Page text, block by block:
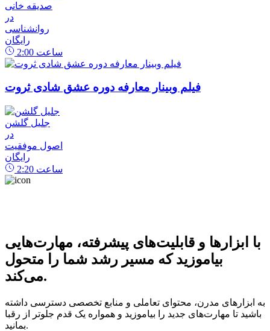
صدیقه خانی
در
روانشناسی
رایگان
2:00 ساعت
فیلم وبینار معارفه دوره عشق شادی ثروت
جلیل گلشن
در
اصول موفقیت
رایگان
2:20 ساعت
با ابزارها و قابلیت‌های پیشرفته، مهارت‌هایی
بیاموزید که مسیر رشد شما را متحول
می‌کند.
به ابزارهای مدرن، محتوای تعاملی و منابع تخصصی دسترسی داشته
باشید تا مهارت‌های جدید را بیاموزید و همواره یک قدم جلوتر از رقبا
بمانید.